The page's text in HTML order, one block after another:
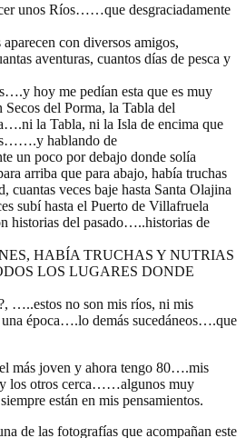
unos Ríos……que desgraciadamente
con diversos amigos,
aventuras, cuantos días de pesca y
hoy me pedían esta que es muy
Secos del Porma, la Tabla del
la Tabla, ni la Isla de encima que
hablando de
un poco por debajo donde solía
arriba que para abajo, había truchas
cuantas veces baje hasta Santa Olajina
subí hasta el Puerto de Villafruela
historias del pasado…..historias de
HABÍA TRUCHAS Y NUTRIAS
LOS LUGARES DONDE
no son mis ríos, ni mis
época….lo demás sucedáneos….que
más joven y ahora tengo 80….mis
y los otros cerca……algunos muy
están en mis pensamientos.
de las fotografías que acompañan este